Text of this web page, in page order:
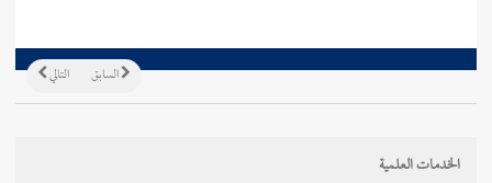
التالي السابق
الخدمات العلمية